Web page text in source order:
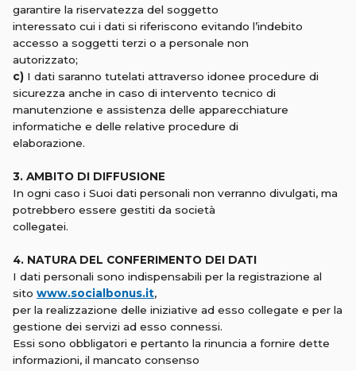
garantire la riservatezza del soggetto
interessato cui i dati si riferiscono evitando l’indebito
accesso a soggetti terzi o a personale non
autorizzato;
c) I dati saranno tutelati attraverso idonee procedure di
sicurezza anche in caso di intervento tecnico di
manutenzione e assistenza delle apparecchiature
informatiche e delle relative procedure di
elaborazione.
3. AMBITO DI DIFFUSIONE
In ogni caso i Suoi dati personali non verranno divulgati, ma
potrebbero essere gestiti da società
collegatei.
4. NATURA DEL CONFERIMENTO DEI DATI
I dati personali sono indispensabili per la registrazione al
sito www.socialbonus.it,
per la realizzazione delle iniziative ad esso collegate e per la
gestione dei servizi ad esso connessi.
Essi sono obbligatori e pertanto la rinuncia a fornire dette
informazioni, il mancato consenso